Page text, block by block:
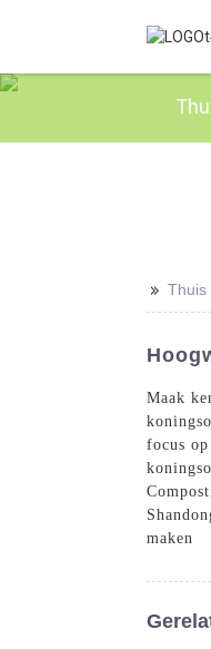
>> Thuis
Maak
focus
maken